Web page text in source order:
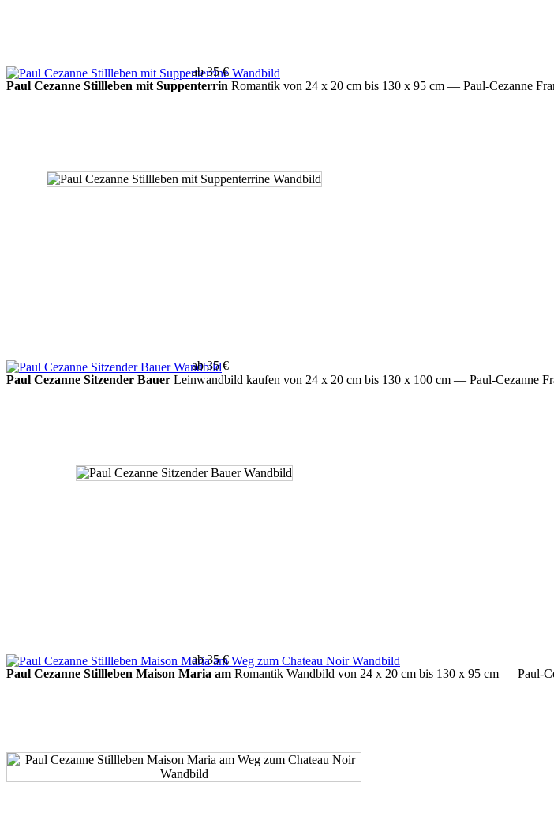
ab 35 €
Paul Cezanne Stillleben mit Suppenterrin Romantik von 24 x 20 cm bis 130 x 95 cm — Paul-Cezanne
ab 35 €
Paul Cezanne Sitzender Bauer Leinwandbild kaufen von 24 x 20 cm bis 130 x 100 cm — Paul-Cezanne
ab 35 €
Paul Cezanne Stillleben Maison Maria am Romantik Wandbild von 24 x 20 cm bis 130 x 95 cm — Paul-